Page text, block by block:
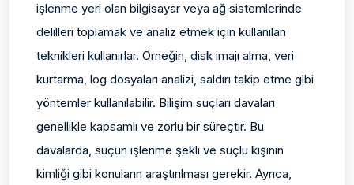
işlenme yeri olan bilgisayar veya ağ sistemlerinde
delilleri toplamak ve analiz etmek için kullanılan
teknikleri kullanırlar. Örneğin, disk imajı alma, veri
kurtarma, log dosyaları analizi, saldırı takip etme gibi
yöntemler kullanılabilir. Bilişim suçları davaları
genellikle kapsamlı ve zorlu bir süreçtir. Bu
davalarda, suçun işlenme şekli ve suçlu kişinin
kimliği gibi konuların araştırılması gerekir. Ayrıca,